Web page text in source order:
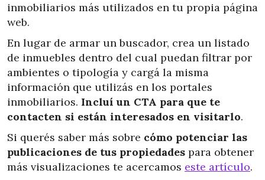
inmobiliarios más utilizados en tu propia página
web.
En lugar de armar un buscador, crea un listado
de inmuebles dentro del cual puedan filtrar por
ambientes o tipología y cargá la misma
información que utilizás en los portales
inmobiliarios. Incluí un CTA para que te
contacten si están interesados en visitarlo.
Si querés saber más sobre cómo potenciar las
publicaciones de tus propiedades para obtener
más visualizaciones te acercamos este artículo.